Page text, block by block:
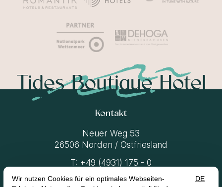
Kontakt
Neuer Weg 53
26506 Norden / Ostfriesland
T: +49 (4931) 175 - 0
M:
moin@tides-norden.de